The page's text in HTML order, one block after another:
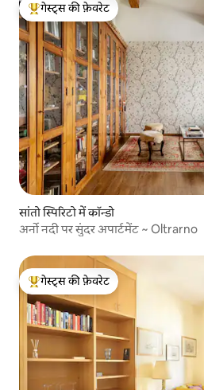
गेस्ट्स का टॉप फ़ेवरेट
गेस्ट्स की फ़ेवरेट
सांतो स्पिरिटो में कॉन्डो
अर्नो नदी पर सुंदर अपार्टमेंट ~ Oltrarno
गेस्ट्स का टॉप फ़ेवरेट
गेस्ट्स की फ़ेवरेट